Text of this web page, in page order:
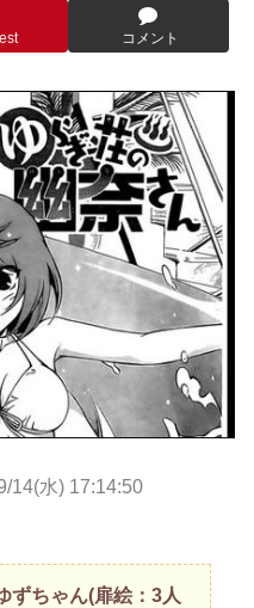
コメント
14(水) 17:14:50
ずちゃん(扉絵：3人